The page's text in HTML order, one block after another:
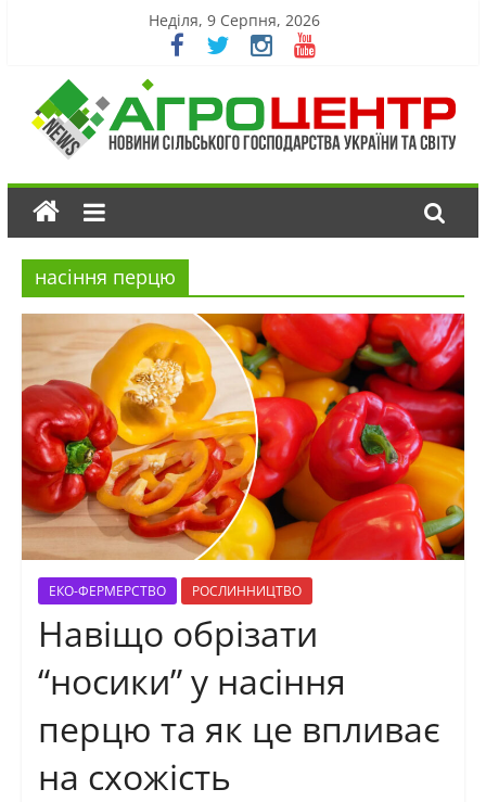
Неділя, 9 Серпня, 2026
насіння перцю
ЕКО-ФЕРМЕРСТВО РОСЛИННИЦТВО
Навіщо обрізати
“носики” у насіння
перцю та як це впливає
на схожість